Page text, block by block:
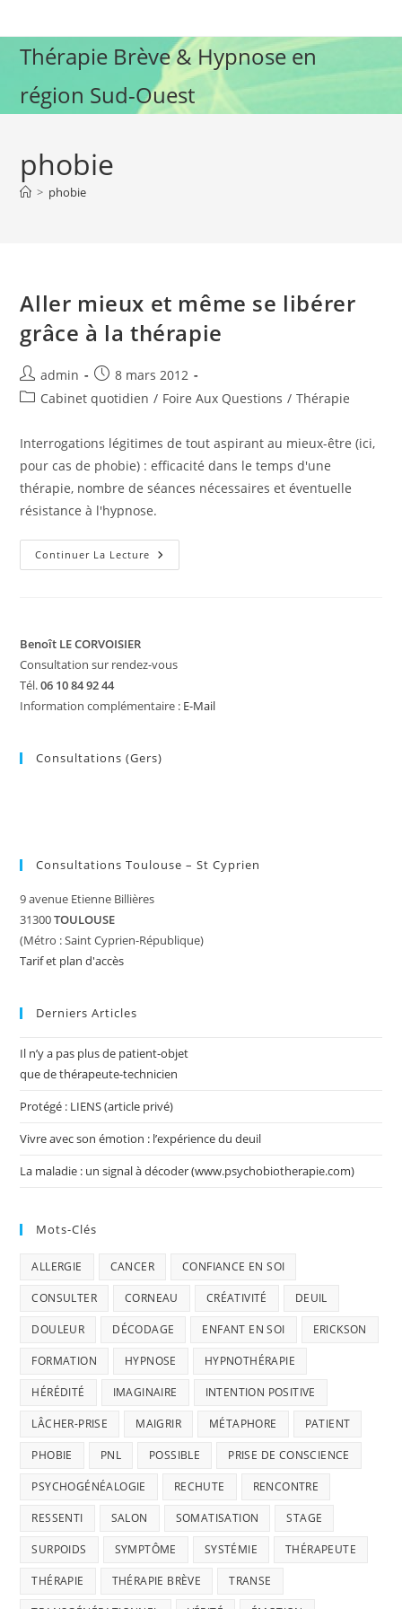
to
contentThérapie Brève & Hypnose en
région Sud-Ouest
phobie
> phobie
Aller mieux et même se libérer
grâce à la thérapie
Auteur/autrice
de
admin
Publication
publiée :
8 mars 2012
PostCabinet quotidien / Foire Aux Questions / Thérapie
Interrogations légitimes de tout aspirant au mieux-être (ici,
pour cas de phobie) : efficacité dans le temps d'une
thérapie, nombre de séances nécessaires et éventuelle
résistance à l'hypnose.
Continuer La Lecture Aller
Mieux
Thérapie
Benoît LE CORVOISIER
Consultation sur rendez-vous
Tél.06 10 84 92 44
Information complémentaire : E-Mail
Consultations (Gers)
Consultations Toulouse – St Cyprien
9 avenue Etienne Billières
31300TOULOUSE
(Métro : Saint Cyprien-République)
Tarif et plan d'accès
Derniers Articles
Il n’y a pas plus de patient-objet
que de thérapeute-technicien
Protégé : LIENS (article privé)
Vivre avec son émotion : l’expérience du deuil
La maladie : un signal à décoder (www.psychobiotherapie.com)
Mots-Clés
ALLERGIE CANCER CONFIANCE EN SOI
CONSULTER CORNEAU CRÉATIVITÉ DEUIL
DOULEUR DÉCODAGE ENFANT EN SOI ERICKSON
FORMATION HYPNOSE HYPNOTHÉRAPIE
HÉRÉDITÉ IMAGINAIRE INTENTION POSITIVE
LÂCHER-PRISE MAIGRIR MÉTAPHORE PATIENT
PHOBIE PNL POSSIBLE PRISE DE CONSCIENCE
PSYCHOGÉNÉALOGIE RECHUTE RENCONTRE
RESSENTI SALON SOMATISATION STAGE
SURPOIDS SYMPTÔME SYSTÉMIE THÉRAPEUTE
THÉRAPIE THÉRAPIE BRÈVE TRANSE